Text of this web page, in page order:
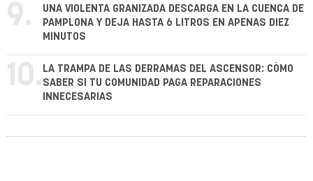
9.
UNA VIOLENTA GRANIZADA DESCARGA EN LA CUENCA DE
PAMPLONA Y DEJA HASTA 6 LITROS EN APENAS DIEZ
MINUTOS
10. LA TRAMPA DE LAS DERRAMAS DEL ASCENSOR: CÓMO
SABER SI TU COMUNIDAD PAGA REPARACIONES
INNECESARIAS